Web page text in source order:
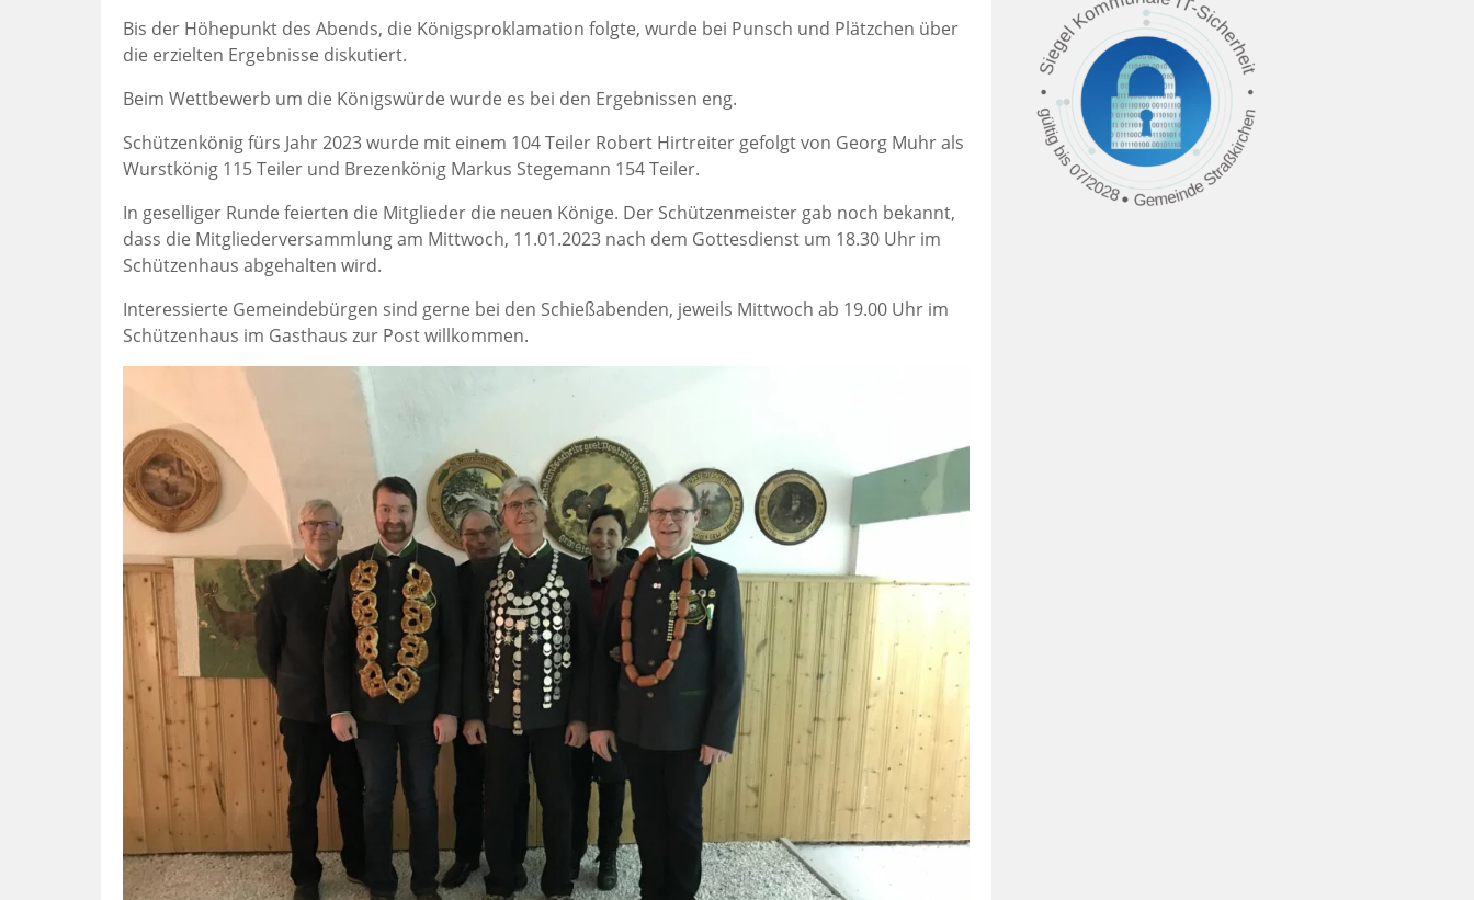
Bis der Höhepunkt des Abends, die Königsproklamation folgte, wurde bei Punsch und Plätzchen über
die erzielten Ergebnisse diskutiert.
Beim Wettbewerb um die Königswürde wurde es bei den Ergebnissen eng.
Schützenkönig fürs Jahr 2023 wurde mit einem 104 Teiler Robert Hirtreiter gefolgt von Georg Muhr als
Wurstkönig 115 Teiler und Brezenkönig Markus Stegemann 154 Teiler.
In geselliger Runde feierten die Mitglieder die neuen Könige. Der Schützenmeister gab noch bekannt,
dass die Mitgliederversammlung am Mittwoch, 11.01.2023 nach dem Gottesdienst um 18.30 Uhr im
Schützenhaus abgehalten wird.
Interessierte Gemeindebürgen sind gerne bei den Schießabenden, jeweils Mittwoch ab 19.00 Uhr im
Schützenhaus im Gasthaus zur Post willkommen.